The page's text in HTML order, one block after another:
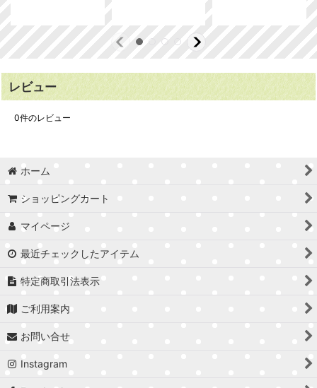
レビュー
0件のレビュー
ホーム
ショッピングカート
マイページ
最近チェックしたアイテム
特定商取引法表示
ご利用案内
お問い合せ
Instagram